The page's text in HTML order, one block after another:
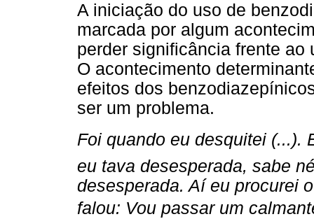
A iniciação do uso de
marcada por algum
perder significância frente
O acontecimento
efeitos dos
ser um problema.
Foi quando eu desquitei
eu tava desesperada, sabe
desesperada. Aí eu procurei
falou: Vou passar um